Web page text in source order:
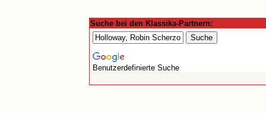
Suche bei den Klassika-Partnern:
Benutzerdefinierte Suche